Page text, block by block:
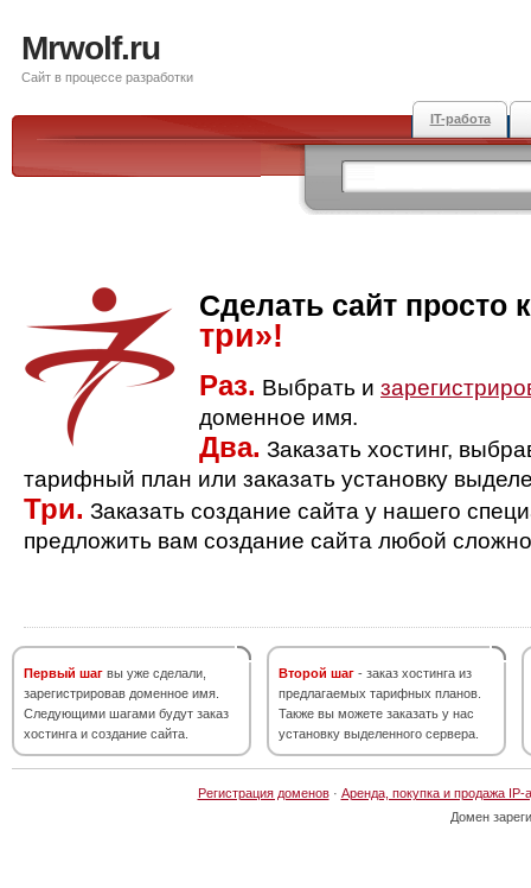
Mrwolf.ru
Сайт в процессе разработки
IT-работа
Сделать сайт просто
три»!
Раз. Выбрать и
доменное имя.
Два. Заказать хостинг,
тарифный план или заказать установку
Три. Заказать создание сайта у нашего
предложить вам создание сайта любой
Первый шаг вы уже сделали,
зарегистрировав доменное имя.
Следующими шагами будут заказ
хостинга и создание сайта.
Второй шаг - заказ хостинга из
предлагаемых тарифных планов.
Также вы можете заказать у нас
установку выделенного сервера.
Регистрация доменов· Аренда, покупка и продажа IP-
Домен